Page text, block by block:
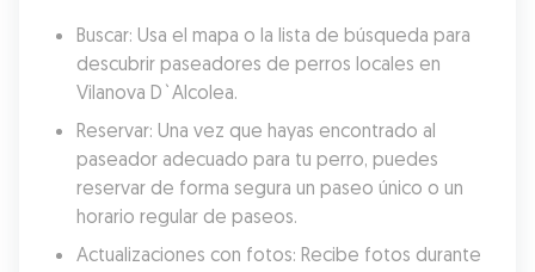
Buscar: Usa el mapa o la lista de búsqueda para
descubrir paseadores de perros locales en
Vilanova D`Alcolea.
Reservar: Una vez que hayas encontrado al
paseador adecuado para tu perro, puedes
reservar de forma segura un paseo único o un
horario regular de paseos.
Actualizaciones con fotos: Recibe fotos durante